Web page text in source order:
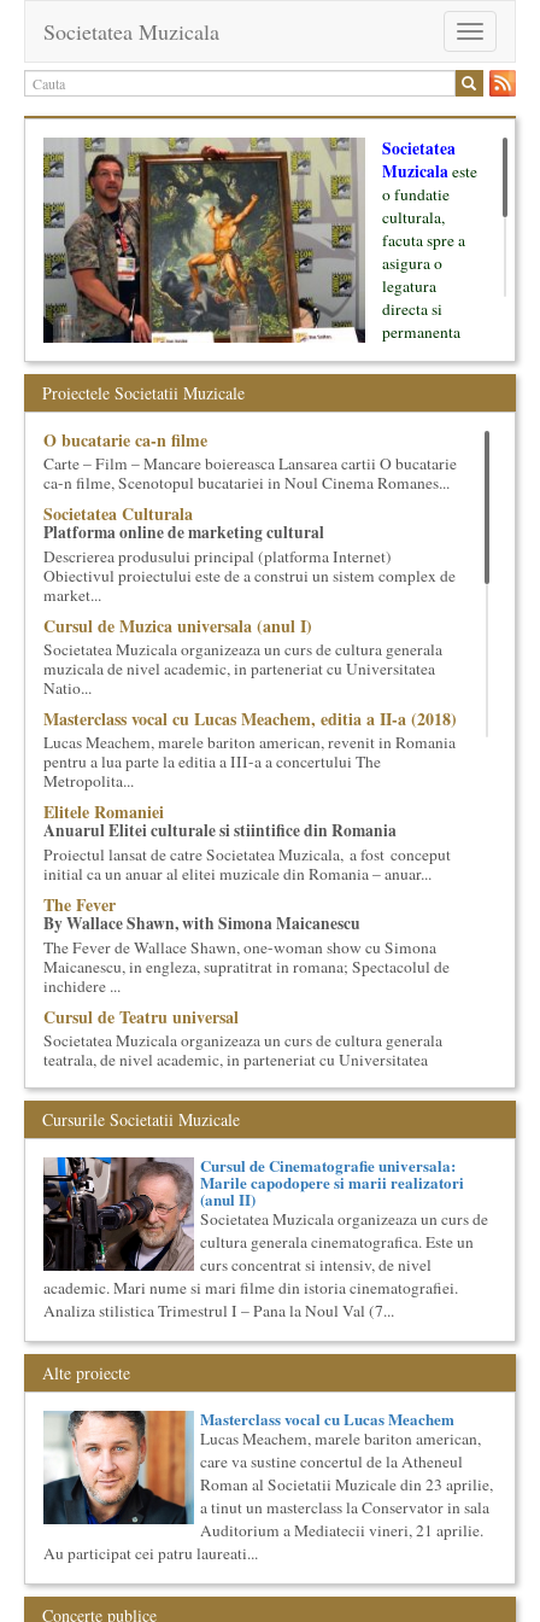
Toggle
navigation
Societatea Muzicala
Societatea
Muzicalaeste
o fundatie
culturala,
facuta spre a
asigura o
legatura
directa si
permanenta
oamenii ei, pe
inceput cu muzica clasica - si de aici numele -, insa acum
dezvoltam proiecte si in alte domenii ale culturii.
Facem management cultural, dezvoltam si administram proiecte
proprii sau preluate, modele si sisteme de finantare, marketing
cultural si consultanta. Organizam concursuri, concerte si
evenimente culturale, private sau publice, tinem cursuri de
cultura generala muzicala, teatrala, filosofica si de alte feluri.
Cuvinte in plus despre proiect, despre cei care il administreaza si
cei care il finantateaza sunt in rubricile de mai jos.
Proiectele Societatii Muzicale
O bucatarie ca-n filme
Carte – Film – Mancare boiereasca Lansarea cartii O bucatarie
ca-n filme, Scenotopul bucatariei in Noul Cinema Romanes...
Societatea Culturala
Platforma online de marketing cultural
Descrierea produsului principal (platforma Internet)
Obiectivul proiectului este de a construi un sistem complex de
market...
Cursul de Muzica universala (anul I)
Societatea Muzicala organizeaza un curs de cultura generala
muzicala de nivel academic, in parteneriat cu Universitatea
Natio...
Masterclass vocal cu Lucas Meachem, editia a II-a (2018)
Lucas Meachem, marele bariton american, revenit in Romania
pentru a lua parte la editia a III-a a concertului The
Metropolita...
Elitele Romaniei
Anuarul Elitei culturale si stiintifice din Romania
Proiectul lansat de catre Societatea Muzicala, a fost conceput
initial ca un anuar al elitei muzicale din Romania – anuar...
The Fever
By Wallace Shawn, with Simona Maicanescu
The Fever de Wallace Shawn, one-woman show cu Simona
Maicanescu, in engleza, supratitrat in romana; Spectacolul de
inchidere ...
Cursul de Teatru universal
Societatea Muzicala organizeaza un curs de cultura generala
teatrala, de nivel academic, in parteneriat cu Universitatea
Locurile Culturii
Catalogul spatiilor in care se pot desfasura evenimente
Proiect lansat de catre Societatea Muzicala, conceput initial
pentru catalogarea spatiilor (interioare) din Bucuresti in care...
Bucurestiul Cultural Neconventional
(Neconventionaliada)
Competitia proiectelor culturale neconventionale ale
Bucurestiului
Bucurestiul Cultural Neconventional (sau Neconventionaliada
- nume provizoriu) are ca obiectiv prezentarea tuturor
proiectelo...
Ziua Internationala a Subtitrarii
Editia I
Ziua Internationala a Subtitrarii - Editia I Universitatea din
Bucuresti, Sala James Joyce [sala MTTLC] Str. Pitar Mos nr. ...
Masterclass vocal cu Lucas Meachem
Lucas Meachem, marele bariton american, care va sustine
concertul de la Atheneul Roman al Societatii Muzicale din 23
aprilie,...
Cursul de Sociologie
Societatea Muzicala organizeaza un curs de Sociologie, in
parteneriat cu Facultatea de Sociologie si Asistenta Sociala a
Cursurile Societatii Muzicale
Cursul de Cinematografie universala:
Marile capodopere si marii realizatori
(anul II)
Societatea Muzicala organizeaza un curs de
cultura generala cinematografica. Este un
curs concentrat si intensiv, de nivel
academic. Mari nume si mari filme din istoria cinematografiei.
Analiza stilistica Trimestrul I – Pana la Noul Val (7...
Alte proiecte
Masterclass vocal cu Lucas Meachem
Lucas Meachem, marele bariton american,
care va sustine concertul de la Atheneul
Roman al Societatii Muzicale din 23 aprilie,
a tinut un masterclass la Conservator in sala
Auditorium a Mediatecii vineri, 21 aprilie.
Au participat cei patru laureati...
Concerte publice